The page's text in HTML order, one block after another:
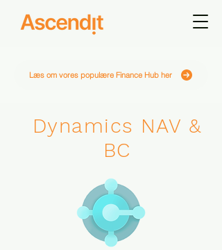
Læs om vores populære Finance Hub her
Dynamics NAV &
BC